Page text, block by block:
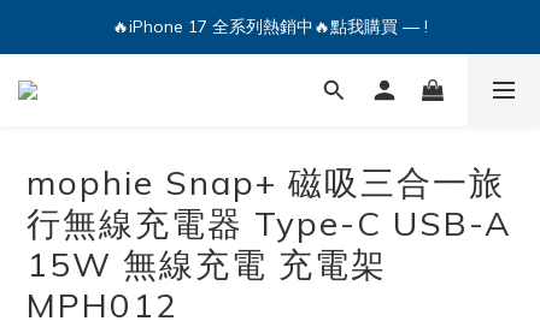
🔥iPhone 17 全系列熱銷中🔥點我購買 — !
💕加入Q哥 Line 新好友領優惠券！🎫
mophie Snap+ 磁吸三合一旅
行無線充電器 Type-C USB-A
15W 無線充電 充電架
MPH012